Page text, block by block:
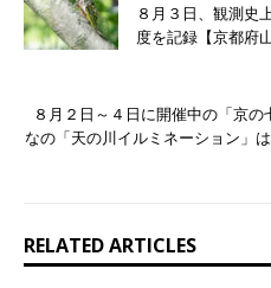
８月３日、観測史
度を記録【京都府
８月２日～４日に開催中の「京
なの「天の川イルミネーション」
RELATED ARTICLES